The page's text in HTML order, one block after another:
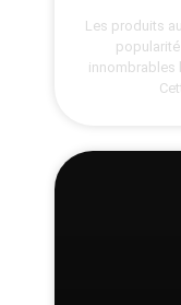
Les produits
innombrables